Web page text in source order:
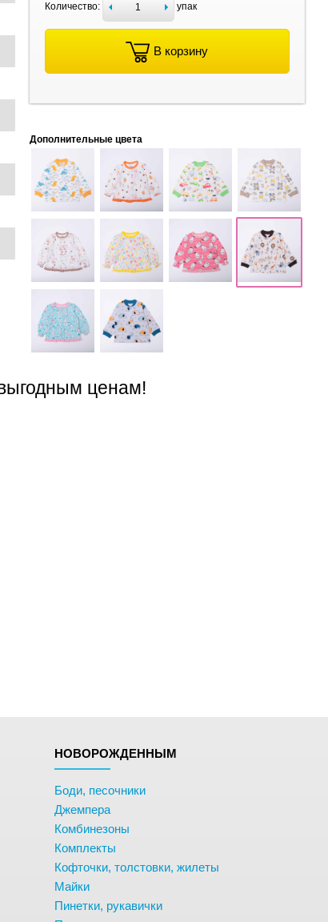
Количество: упак
В корзину
Дополнительные цвета
ценам!
НОВОРОЖДЕННЫМ
Боди, песочники
Джемпера
Комбинезоны
Комплекты
Кофточки, толстовки, жилеты
Майки
Пинетки, рукавички